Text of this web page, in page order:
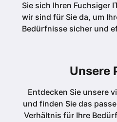
Sie sich Ihren Fuchsiger
wir sind für Sie da, um
Bedürfnisse sicher und
Unsere
Entdecken Sie unsere
und finden Sie das
Verhältnis für Ihre